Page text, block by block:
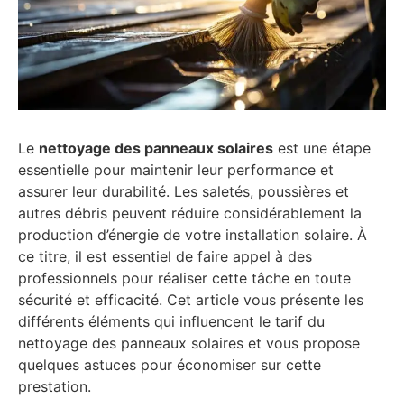
Le nettoyage des panneaux solaires est une étape
essentielle pour maintenir leur performance et
assurer leur durabilité. Les saletés, poussières et
autres débris peuvent réduire considérablement la
production d’énergie de votre installation solaire. À
ce titre, il est essentiel de faire appel à des
professionnels pour réaliser cette tâche en toute
sécurité et efficacité. Cet article vous présente les
différents éléments qui influencent le tarif du
nettoyage des panneaux solaires et vous propose
quelques astuces pour économiser sur cette
prestation.